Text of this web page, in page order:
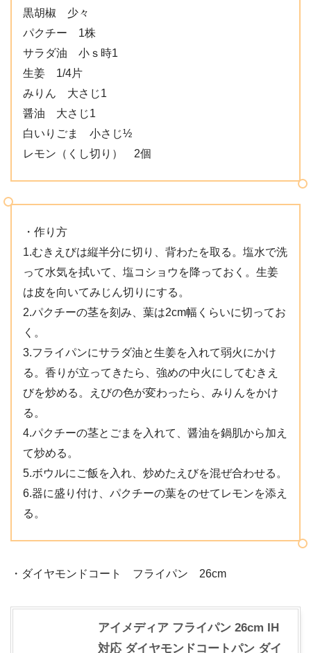
黒胡椒 少々
パクチー 1株
サラダ油 小ｓ時1
生姜 1/4片
みりん 大さじ1
醤油 大さじ1
白いりごま 小さじ½
レモン（くし切り） 2個
・作り方
1.むきえびは縦半分に切り、背わたを取る。塩水で洗
って水気を拭いて、塩コショウを降っておく。生姜
は皮を向いてみじん切りにする。
2.パクチーの茎を刻み、葉は2cm幅くらいに切ってお
く。
3.フライパンにサラダ油と生姜を入れて弱火にかけ
る。香りが立ってきたら、強めの中火にしてむきえ
びを炒める。えびの色が変わったら、みりんをかけ
る。
4.パクチーの茎とごまを入れて、醤油を鍋肌から加え
て炒める。
5.ボウルにご飯を入れ、炒めたえびを混ぜ合わせる。
6.器に盛り付け、パクチーの葉をのせてレモンを添え
る。
・ダイヤモンドコート フライパン 26cm
アイメディア フライパン 26cm IH
対応 ダイヤモンドコートパン ダイ